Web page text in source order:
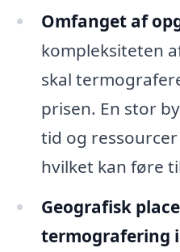
Omfanget af
kompleksiteten
skal
prisen. En stor
tid og
hvilket kan føre
Geografisk
termografering